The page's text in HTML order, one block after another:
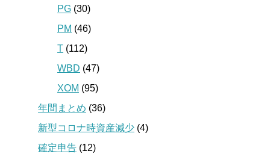
PG (30)
PM (46)
T (112)
WBD (47)
XOM (95)
年間まとめ (36)
新型コロナ時資産減少 (4)
確定申告 (12)